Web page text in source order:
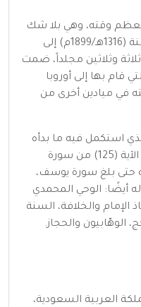
وقته، وهي بلا شك
أعظم أعماله، فقد استمرت من سنة (1316هـ/1899م) إلى
ثلاثة وثلاثين مجلداً، ضمت
قام بها إلى أوروبا
في ميادين أخرى من
استكمل فيه ما بدأه
شيخه محمد عبده الذي توقف عند الآية (125) من سورة
حتى بلغ سورة يوسف،
أيضًا: الوحي المحمدي
الإمام والخلافة، السنة
الوهّابيون والحجاز.
العربية السعودية،